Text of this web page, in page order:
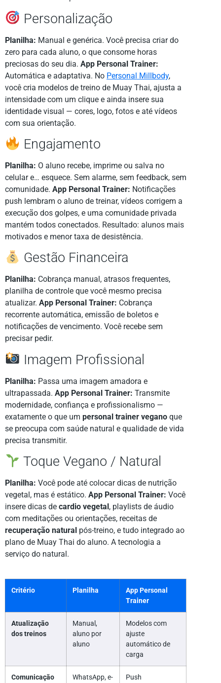
Personalização
Planilha: Manual e genérica. Você precisa criar do
zero para cada aluno, o que consome horas
preciosas do seu dia. App Personal Trainer:
Automática e adaptativa. No Personal Millbody,
você cria modelos de treino de Muay Thai, ajusta a
intensidade com um clique e ainda insere sua
identidade visual — cores, logo, fotos e até vídeos
com sua orientação.
Engajamento
Planilha: O aluno recebe, imprime ou salva no
celular e… esquece. Sem alarme, sem feedback, sem
comunidade. App Personal Trainer: Notificações
push lembram o aluno de treinar, vídeos corrigem a
execução dos golpes, e uma comunidade privada
mantém todos conectados. Resultado: alunos mais
motivados e menor taxa de desistência.
Gestão Financeira
Planilha: Cobrança manual, atrasos frequentes,
planilha de controle que você mesmo precisa
atualizar. App Personal Trainer: Cobrança
recorrente automática, emissão de boletos e
notificações de vencimento. Você recebe sem
precisar pedir.
Imagem Profissional
Planilha: Passa uma imagem amadora e
ultrapassada. App Personal Trainer: Transmite
modernidade, confiança e profissionalismo —
exatamente o que um personal trainer vegano que
se preocupa com saúde natural e qualidade de vida
precisa transmitir.
Toque Vegano / Natural
Planilha: Você pode até colocar dicas de nutrição
vegetal, mas é estático. App Personal Trainer: Você
insere dicas de cardio vegetal, playlists de áudio
com meditações ou orientações, receitas de
recuperação natural pós-treino, e tudo integrado ao
plano de Muay Thai do aluno. A tecnologia a
serviço do natural.
Critério Planilha
App Personal
Trainer
Atualização
dos treinos
Manual,
aluno por
aluno
Modelos com
ajuste
automático de
carga
Comunicação
WhatsApp, e-
Push